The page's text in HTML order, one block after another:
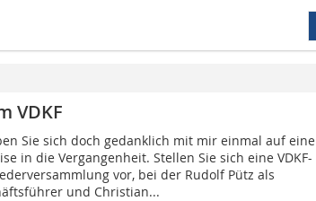
VDKF
Sie sich doch gedanklich mit mir einmal auf eine
in die Vergangenheit. Stellen Sie sich eine VDKF-
vor, bei der Rudolf Pütz als
und Christian...